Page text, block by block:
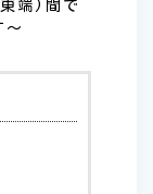
端)間で
〜